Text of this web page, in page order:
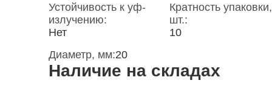
Устойчивость к уф-
излучению:
Нет
Кратность упаковки,
шт.:
10
Диаметр, мм:20
Наличие на складах